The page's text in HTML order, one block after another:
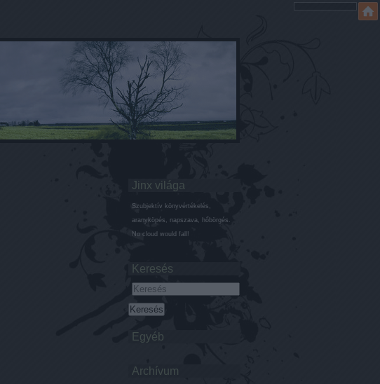
Jinx világa
Szubjektív könyvértékelés,
aranyköpés, napszava, hőbörgés.
No cloud would fall!
Keresés
Egyéb
Archívum